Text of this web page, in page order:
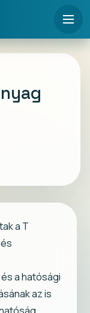
a T
a hatósági
az is